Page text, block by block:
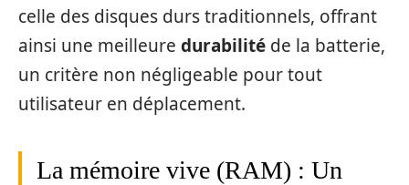
celle des disques durs traditionnels, offrant
ainsi une meilleure durabilité de la batterie,
un critère non négligeable pour tout
utilisateur en déplacement.
La mémoire vive (RAM) : Un